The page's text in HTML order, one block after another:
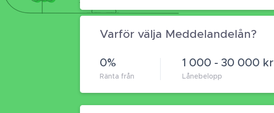
Varför välja Meddelandelån?
0%
Ränta från
1 000 - 30 000 kr
Lånebelopp